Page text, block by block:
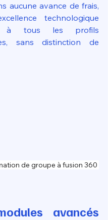
aucune avance de frais,
technologique
à tous les profils
sans distinction de
de groupe à fusion 360
avancés